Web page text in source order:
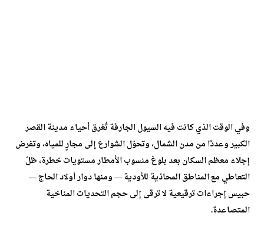
وفي الوقت الذي كانت فيه السيول الجارفة تُغرق أحياء مدينة القصر
الكبير وعددًا من مدن الشمال، وتحوّل الشوارع إلى مجارٍ للمياه، وتفرض
إجلاء معظم السكان بعد بلوغ منسوب الأمطار مستويات خطرة، ظلّ
التعاطي مع المناطق المحاذية للأودية — ومنها دوار أولاد الحاج —
حبيس إجراءات ترقيعية لا ترقى إلى حجم التحديات المناخية
المتصاعدة.